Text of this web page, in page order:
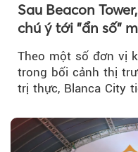
Sau Beacon
chú ý tới "ẩn số"
Theo một số đơn vị
trong bối cảnh thị
trị thực, Blanca City